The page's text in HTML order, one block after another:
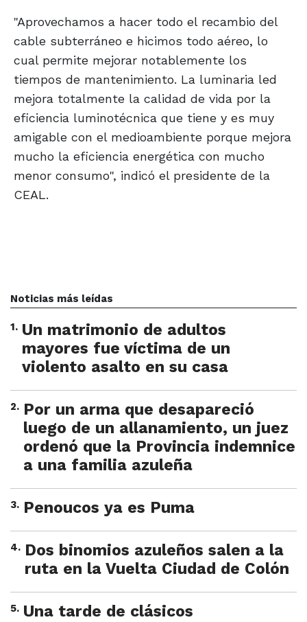
"Aprovechamos a hacer todo el recambio del
cable subterráneo e hicimos todo aéreo, lo
cual permite mejorar notablemente los
tiempos de mantenimiento. La luminaria led
mejora totalmente la calidad de vida por la
eficiencia luminotécnica que tiene y es muy
amigable con el medioambiente porque mejora
mucho la eficiencia energética con mucho
menor consumo", indicó el presidente de la
CEAL.
Noticias más leídas
1. Un matrimonio de adultos
mayores fue víctima de un
violento asalto en su casa
2. Por un arma que desapareció
luego de un allanamiento, un juez
ordenó que la Provincia indemnice
a una familia azuleña
3. Penoucos ya es Puma
4. Dos binomios azuleños salen a la
ruta en la Vuelta Ciudad de Colón
5. Una tarde de clásicos